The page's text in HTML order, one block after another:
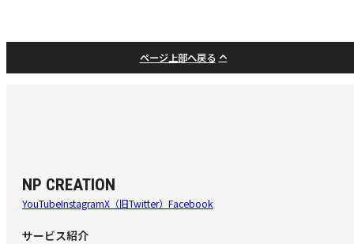
ページ上部へ戻る
NP CREATION
YouTubeInstagramX（旧Twitter） Facebook
サービス紹介